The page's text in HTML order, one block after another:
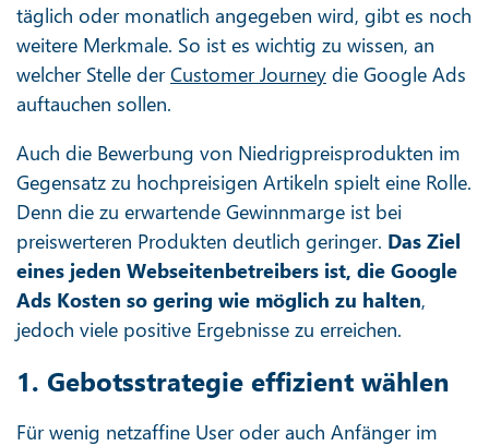
täglich oder monatlich angegeben wird, gibt es noch
weitere Merkmale. So ist es wichtig zu wissen, an
welcher Stelle derCustomer Journey die Google Ads
auftauchen sollen.
Auch die Bewerbung von Niedrigpreisprodukten im
Gegensatz zu hochpreisigen Artikeln spielt eine Rolle.
Denn die zu erwartende Gewinnmarge ist bei
preiswerteren Produkten deutlich geringer. Das Ziel
eines jeden Webseitenbetreibers ist, die Google
Ads Kosten so gering wie möglich zu halten,
jedoch viele positive Ergebnisse zu erreichen.
1. Gebotsstrategie effizient wählen
Für wenig netzaffine User oder auch Anfänger im